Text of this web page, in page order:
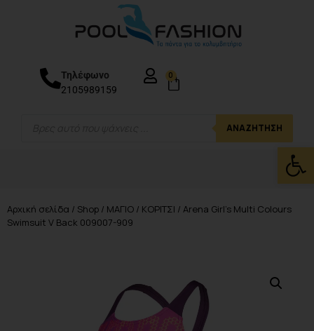
ΑΝΑΖΉΤΗΣΗ
Τηλέφωνο
2105989159
0
Αρχική σελίδα / Shop / ΜΑΓΙΟ / ΚΟΡΙΤΣΙ / Arena Girl’s Multi Colours
Swimsuit V Back 009007-909